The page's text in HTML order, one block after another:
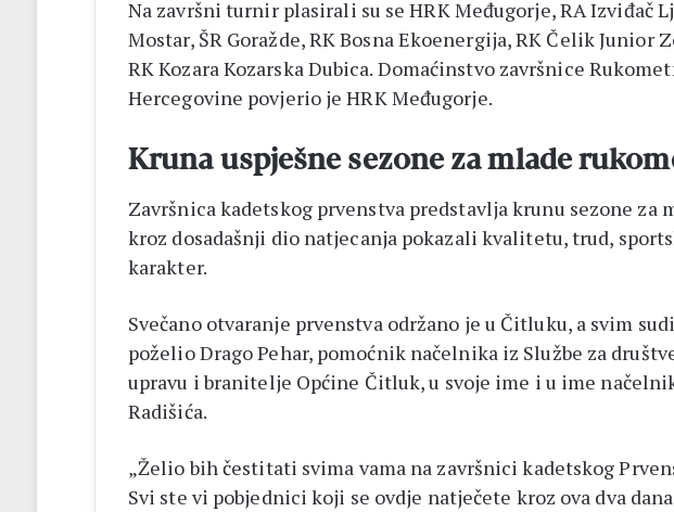
Na završni turnir plasirali su se HRK Međugorje, RA Izviđač
Mostar, ŠR Goražde, RK Bosna Ekoenergija, RK Čelik Junior
RK Kozara Kozarska Dubica. Domaćinstvo završnice
Hercegovine povjerio je HRK Međugorje.
Kruna uspješne sezone za mlade
Završnica kadetskog prvenstva predstavlja krunu sezone za
kroz dosadašnji dio natjecanja pokazali kvalitetu, trud,
karakter.
Svečano otvaranje prvenstva održano je u Čitluku, a svim
poželio Drago Pehar, pomoćnik načelnika iz Službe za
upravu i branitelje Općine Čitluk, u svoje ime i u ime
Radišića.
„Želio bih čestitati svima vama na završnici kadetskog
Svi ste vi pobjednici koji se ovdje natječete kroz ova dva